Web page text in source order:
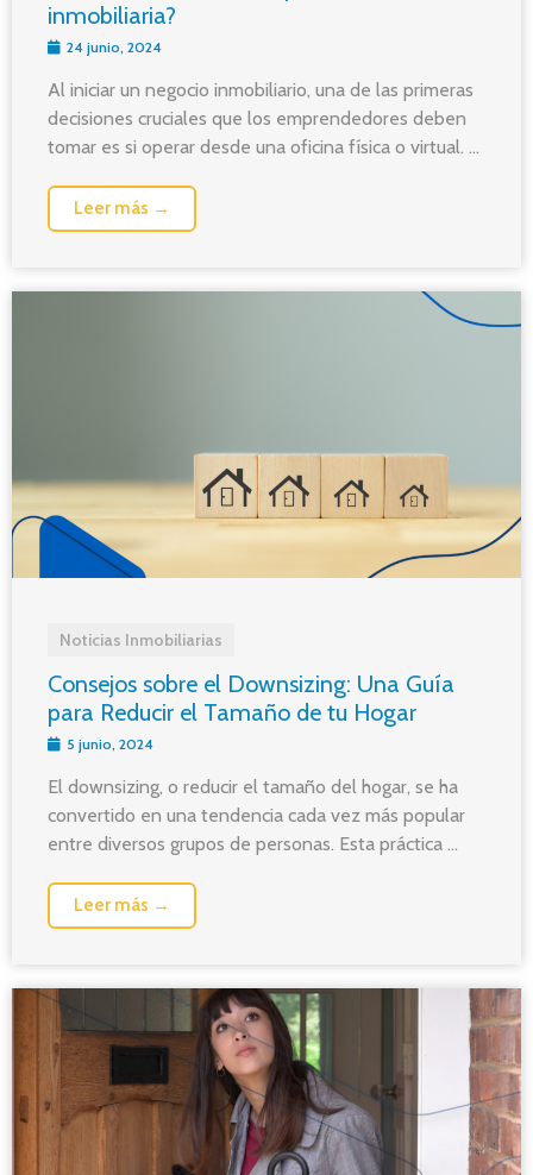
inmobiliaria?
24 junio, 2024
Al iniciar un negocio inmobiliario, una de las primeras
decisiones cruciales que los emprendedores deben
tomar es si operar desde una oficina física o virtual. ...
Leer más →
Noticias Inmobiliarias
Consejos sobre el Downsizing: Una Guía
para Reducir el Tamaño de tu Hogar
5 junio, 2024
El downsizing, o reducir el tamaño del hogar, se ha
convertido en una tendencia cada vez más popular
entre diversos grupos de personas. Esta práctica ...
Leer más →